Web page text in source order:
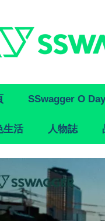
SSwagger O
生活 人物誌